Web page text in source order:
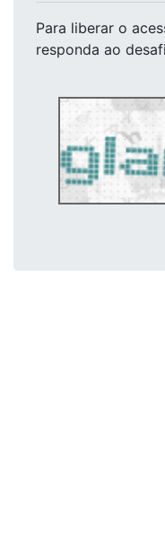
Para liberar o
responda ao